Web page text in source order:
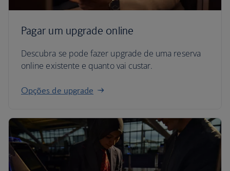
Pagar um upgrade online
Descubra se pode fazer upgrade de uma reserva
online existente e quanto vai custar.
Opções de upgrade